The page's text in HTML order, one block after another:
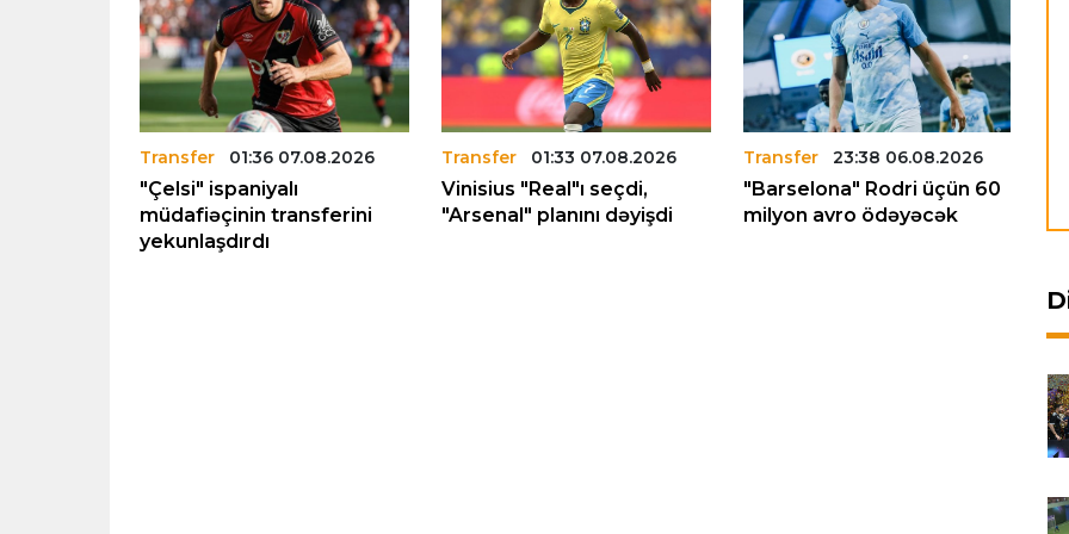
Transfer 01:36 07.08.2026
"Çelsi" ispaniyalı
müdafiəçinin transferini
yekunlaşdırdı
Transfer 01:33 07.08.2026
Vinisius "Real"ı seçdi,
"Arsenal" planını dəyişdi
Transfer 23:38 06.08.2026
"Barselona" Rodri üçün 60
milyon avro ödəyəcək